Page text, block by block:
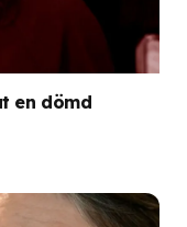
en dömd